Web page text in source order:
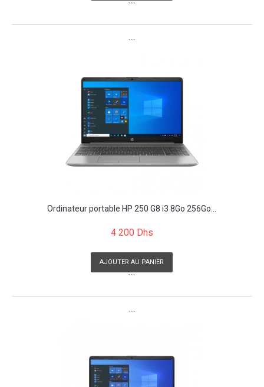
```
```
Ordinateur portable HP 250 G8 i3 8Go 256Go...
4 200 Dhs
AJOUTER AU PANIER
```
```